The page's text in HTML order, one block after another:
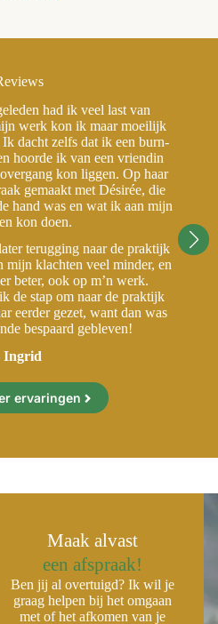
had ik veel last van
werk kon ik maar moeilijk
dacht zelfs dat ik een burn-
hoorde ik van een vriendin
kon liggen. Op haar
gemaakt met Désirée, die
hand was en wat ik aan mijn
kon doen.
terugging naar de praktijk
mijn klachten veel minder, en
beter, ook op m’n werk.
de stap om naar de praktijk
eerder gezet, want dan was
bespaard gebleven!
Ingrid
ervaringen
Maak alvast
een afspraak!
Ben jij al overtuigd? Ik wil je
graag helpen bij het omgaan
met of het afkomen van je